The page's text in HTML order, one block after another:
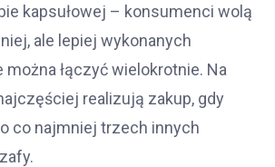
kapsułowej – konsumenci wolą
ale lepiej wykonanych
można łączyć wielokrotnie. Na
realizują zakup, gdy
co najmniej trzech innych